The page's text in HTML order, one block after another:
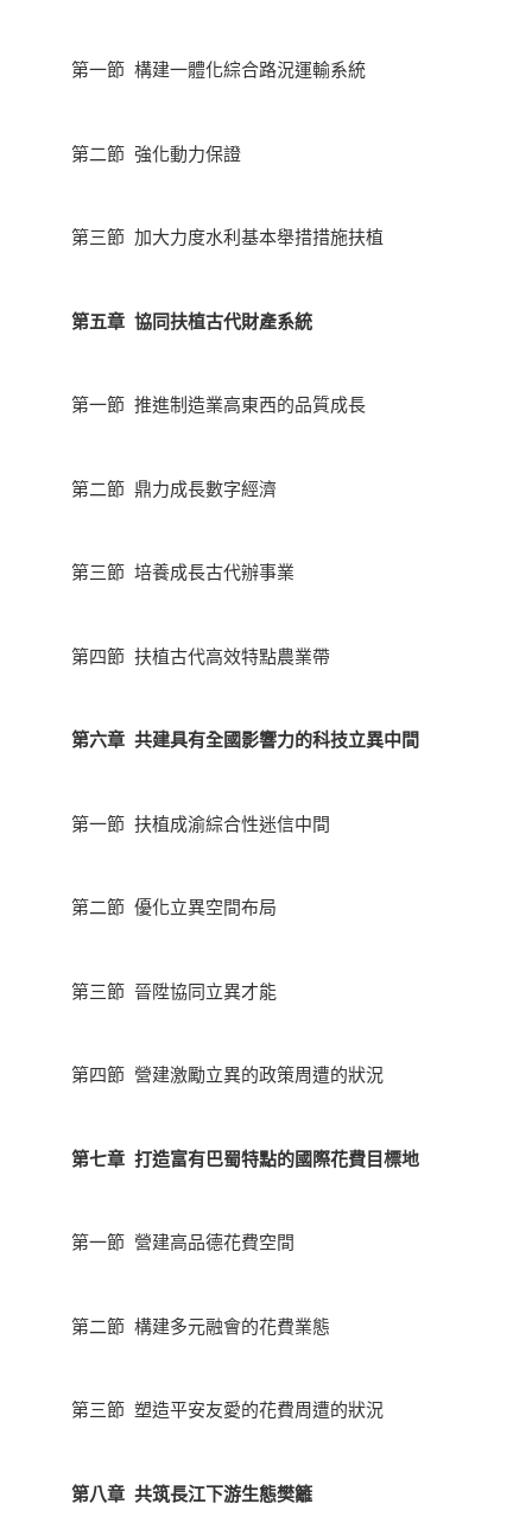
第一節 構建一體化綜合路況運輸系統
第二節 強化動力保證
第三節 加大力度水利基本舉措措施扶植
第五章 協同扶植古代財產系統
第一節 推進制造業高東西的品質成長
第二節 鼎力成長數字經濟
第三節 培養成長古代辦事業
第四節 扶植古代高效特點農業帶
第六章 共建具有全國影響力的科技立異中間
第一節 扶植成渝綜合性迷信中間
第二節 優化立異空間布局
第三節 晉陞協同立異才能
第四節 營建激勵立異的政策周遭的狀況
第七章 打造富有巴蜀特點的國際花費目標地
第一節 營建高品德花費空間
第二節 構建多元融會的花費業態
第三節 塑造平安友愛的花費周遭的狀況
第八章 共筑長江下游生態樊籬